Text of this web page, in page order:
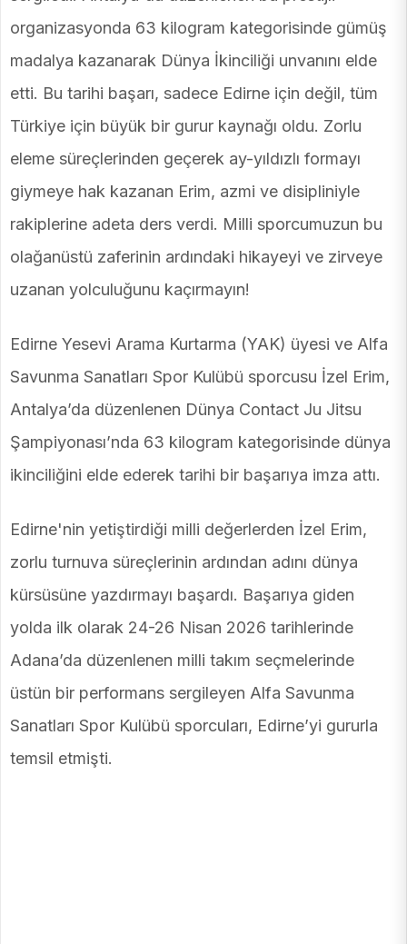
organizasyonda 63 kilogram kategorisinde gümüş
madalya kazanarak Dünya İkinciliği unvanını elde
etti. Bu tarihi başarı, sadece Edirne için değil, tüm
Türkiye için büyük bir gurur kaynağı oldu. Zorlu
eleme süreçlerinden geçerek ay-yıldızlı formayı
giymeye hak kazanan Erim, azmi ve disipliniyle
rakiplerine adeta ders verdi. Milli sporcumuzun bu
olağanüstü zaferinin ardındaki hikayeyi ve zirveye
uzanan yolculuğunu kaçırmayın!
Edirne Yesevi Arama Kurtarma (YAK) üyesi ve Alfa
Savunma Sanatları Spor Kulübü sporcusu İzel Erim,
Antalya’da düzenlenen Dünya Contact Ju Jitsu
Şampiyonası’nda 63 kilogram kategorisinde dünya
ikinciliğini elde ederek tarihi bir başarıya imza attı.
Edirne'nin yetiştirdiği milli değerlerden İzel Erim,
zorlu turnuva süreçlerinin ardından adını dünya
kürsüsüne yazdırmayı başardı. Başarıya giden
yolda ilk olarak 24-26 Nisan 2026 tarihlerinde
Adana’da düzenlenen milli takım seçmelerinde
üstün bir performans sergileyen Alfa Savunma
Sanatları Spor Kulübü sporcuları, Edirne’yi gururla
temsil etmişti.